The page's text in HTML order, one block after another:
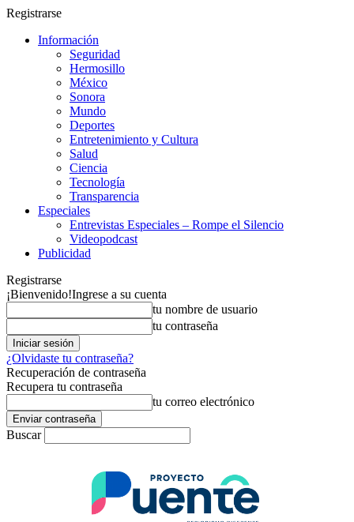
Registrarse
Información
Seguridad
Hermosillo
México
Sonora
Mundo
Deportes
Entretenimiento y Cultura
Salud
Ciencia
Tecnología
Transparencia
Especiales
Entrevistas Especiales – Rompe el Silencio
Videopodcast
Publicidad
Registrarse
¡Bienvenido!Ingrese a su cuenta
tu nombre de usuario
tu contraseña
¿Olvidaste tu contraseña?
Recuperación de contraseña
Recupera tu contraseña
tu correo electrónico
Buscar